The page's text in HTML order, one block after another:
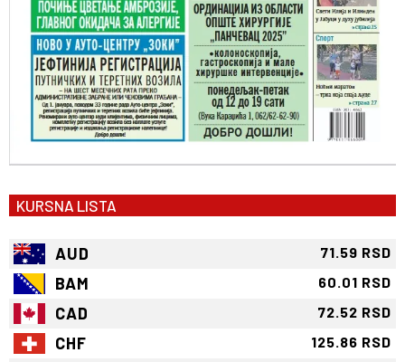
KURSNA LISTA
AUD 71.59 RSD
BAM 60.01 RSD
CAD 72.52 RSD
CHF 125.86 RSD